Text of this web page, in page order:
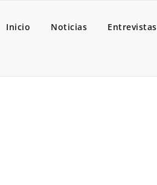
Inicio Noticias Entrevistas